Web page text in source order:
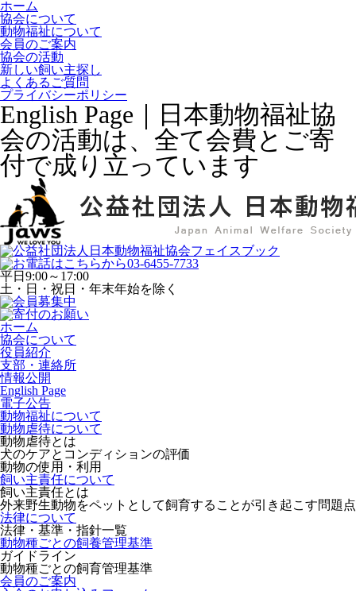
ホーム
協会について
動物福祉について
会員のご案内
協会の活動
新しい飼い主探し
よくあるご質問
プライバシーポリシー
English Page｜日本動物福祉協
会の活動は、全て会費とご寄
付で成り立っています
平日 9:00～17:00
土・日・祝日・年末年始を除く
ホーム
協会について
役員紹介
支部・連絡所
情報公開
English Page
電子公告
動物福祉について
動物虐待について
動物虐待とは
犬のケアとコンディションの評価
動物の使用・利用
飼い主責任について
飼い主責任とは
外来野生動物をペットとして飼育することが引き起こす問題点
法律について
法律・基準・指針一覧
動物種ごとの飼養管理基準
ガイドライン
動物種ごとの飼育管理基準
会員のご案内